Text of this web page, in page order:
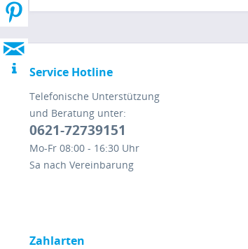
Service Hotline
Telefonische Unterstützung
und Beratung unter:
0621-72739151
Mo-Fr 08:00 - 16:30 Uhr
Sa nach Vereinbarung
Zahlarten